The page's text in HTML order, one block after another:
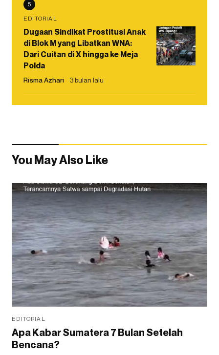
5
EDITORIAL
Dugaan Sindikat Prostitusi Anak
di Blok M yang Libatkan WNA:
Dari Cuitan di X hingga ke Meja
Polda
Risma Azhari 3 bulan lalu
You May Also Like
EDITORIAL
Apa Kabar Sumatera 7 Bulan Setelah
Bencana?